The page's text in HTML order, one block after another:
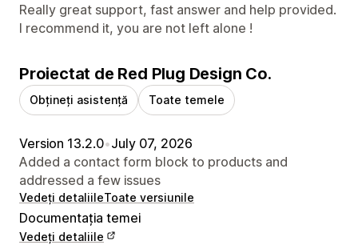
Really great support, fast answer and help provided.
I recommend it, you are not left alone !
Proiectat de Red Plug Design Co.
Obțineți asistență Toate temele
Version 13.2.0•July 07, 2026
Added a contact form block to products and
addressed a few issues
Vedeți detaliileToate versiunile
Documentația temei
Vedeți detaliile